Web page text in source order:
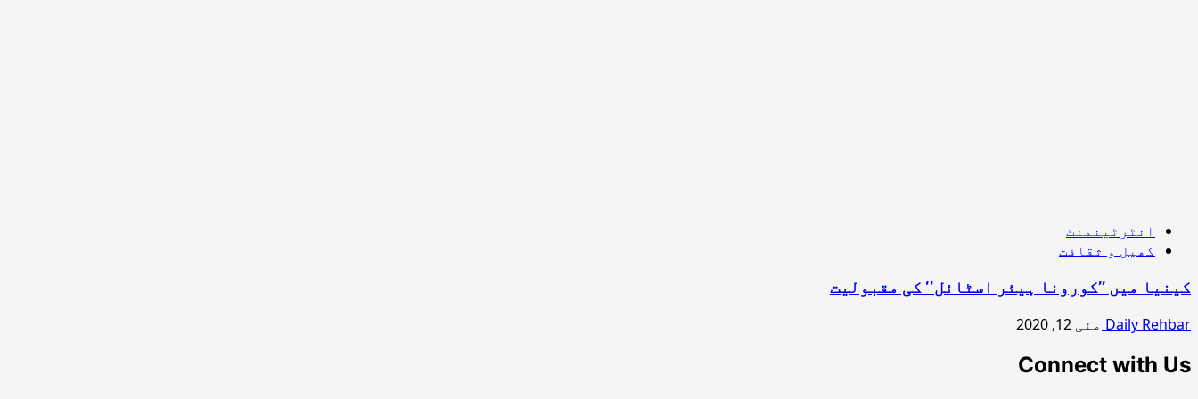
انٹرٹینمنٹ
کھیل و ثقافت
کینیا میں ’’کورونا ہیئر اسٹائل‘‘ کی مقبولیت
Daily Rehbar مئی 12, 2020
Connect with Us